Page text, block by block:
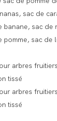
sac de
banane, sac de
pomme, sac de